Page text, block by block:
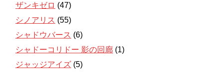
ザンキゼロ (47)
シノアリス (55)
シャドウバース (6)
シャドーコリドー 影の回廊 (1)
ジャッジアイズ (5)